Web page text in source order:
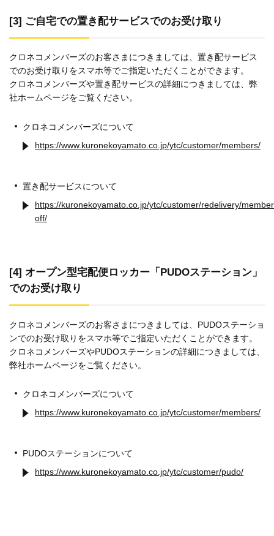
[3] ご自宅での置き配サービスでのお受け取り
クロネコメンバーズのお客さまにつきましては、置き配サービス
でのお受け取りをスマホ等でご指定いただくことができます。
クロネコメンバーズや置き配サービスの詳細につきましては、弊
社ホームページをご覧ください。
クロネコメンバーズについて
https://www.kuronekoyamato.co.jp/ytc/customer/members/
置き配サービスについて
https://kuronekoyamato.co.jp/ytc/customer/redelivery/
off/
[4] オープン型宅配便ロッカー「PUDOステーション」
でのお受け取り
クロネコメンバーズのお客さまにつきましては、PUDOステーショ
ンでのお受け取りをスマホ等でご指定いただくことができます。
クロネコメンバーズやPUDOステーションの詳細につきましては、
弊社ホームページをご覧ください。
クロネコメンバーズについて
https://www.kuronekoyamato.co.jp/ytc/customer/members/
PUDOステーションについて
https://www.kuronekoyamato.co.jp/ytc/customer/pudo/